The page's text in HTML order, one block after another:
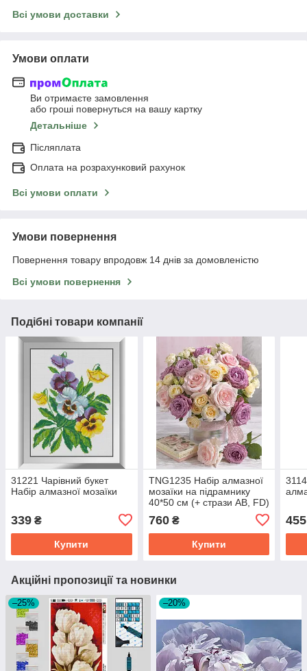
Всі умови доставки
Умови оплати
Ви отримаєте замовлення
або гроші повернуться на вашу картку
Детальніше
Післяплата
Оплата на розрахунковий рахунок
Всі умови оплати
Умови повернення
Повернення товару впродовж 14 днів за домовленістю
Всі умови повернення
Подібні товари компанії
31221 Чарівний букет
Набір алмазної мозаїки
339 ₴
Купити
TNG1235 Набір алмазної
мозаїки на підрамнику
40*50 см (+ стрази АВ, FD)
760₴
Купити
455
Акційні пропозиції та новинки
–25% –20%